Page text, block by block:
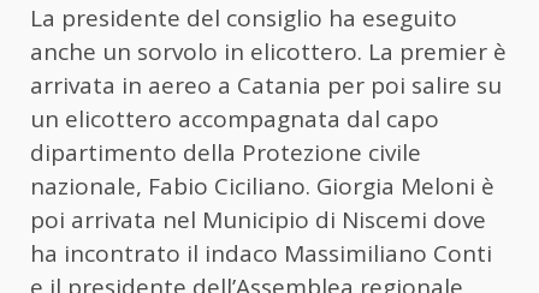
La presidente del consiglio ha eseguito
anche un sorvolo in elicottero. La premier è
arrivata in aereo a Catania per poi salire su
un elicottero accompagnata dal capo
dipartimento della Protezione civile
nazionale, Fabio Ciciliano. Giorgia Meloni è
poi arrivata nel Municipio di Niscemi dove
ha incontrato il indaco Massimiliano Conti